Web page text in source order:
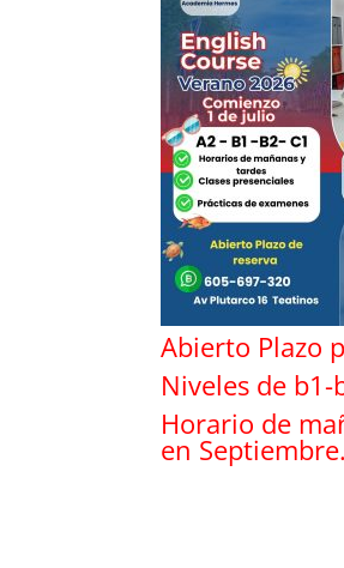
Abierto Plazo
Niveles de
Horario de
en Septiembre.